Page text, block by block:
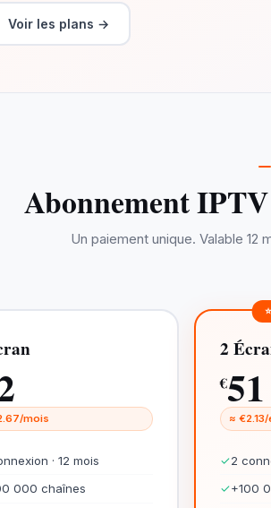
Voir les plans →
Abonnement
Un paiement unique. Valable 12
mois
· 12 mois
000 chaînes
2
€51
≈
✓2
✓+100